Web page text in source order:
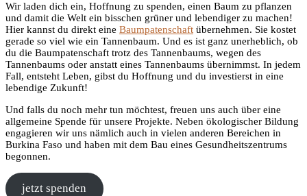
Wir laden dich ein, Hoffnung zu spenden, einen Baum zu pflanzen
und damit die Welt ein bisschen grüner und lebendiger zu machen!
Hier kannst du direkt eine Baumpatenschaft übernehmen. Sie kostet
gerade so viel wie ein Tannenbaum. Und es ist ganz unerheblich, ob
du die Baumpatenschaft trotz des Tannenbaums, wegen des
Tannenbaums oder anstatt eines Tannenbaums übernimmst. In jedem
Fall, entsteht Leben, gibst du Hoffnung und du investierst in eine
lebendige Zukunft!
Und falls du noch mehr tun möchtest, freuen uns auch über eine
allgemeine Spende für unsere Projekte. Neben ökologischer Bildung
engagieren wir uns nämlich auch in vielen anderen Bereichen in
Burkina Faso und haben mit dem Bau eines Gesundheitszentrums
begonnen.
jetzt spenden